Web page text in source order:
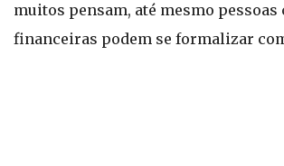
muitos pensam, até mesmo
financeiras podem se formalizar